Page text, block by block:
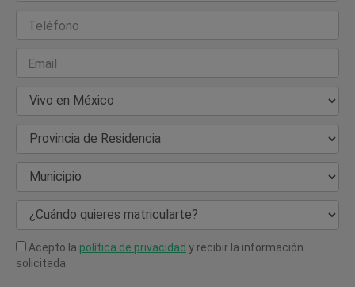
Teléfono
Email
País de Residencia
Provincia de Residencia
Municipio
¿Cuándo quieres matricularte?
Acepto la política de privacidad y recibir la información
solicitada